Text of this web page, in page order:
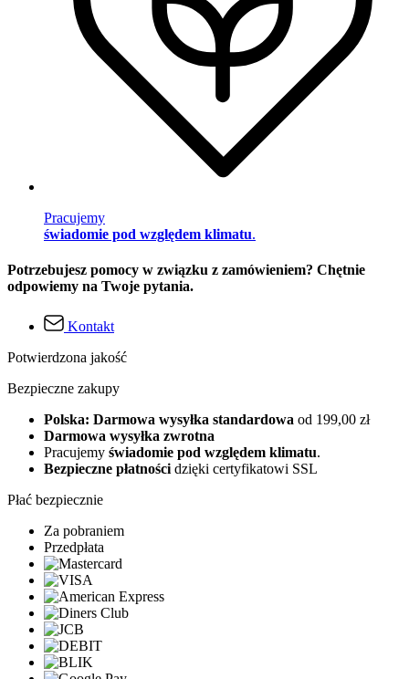
Pracujemy
świadomie pod względem klimatu.
Potrzebujesz pomocy w związku z zamówieniem? Chętnie
odpowiemy na Twoje pytania.
Kontakt
Potwierdzona jakość
Bezpieczne zakupy
Polska: Darmowa wysyłka standardowa od 199,00 zł
Darmowa wysyłka zwrotna
Pracujemy świadomie pod względem klimatu.
Bezpieczne płatności dzięki certyfikatowi SSL
Płać bezpiecznie
Za pobraniem
Przedpłata